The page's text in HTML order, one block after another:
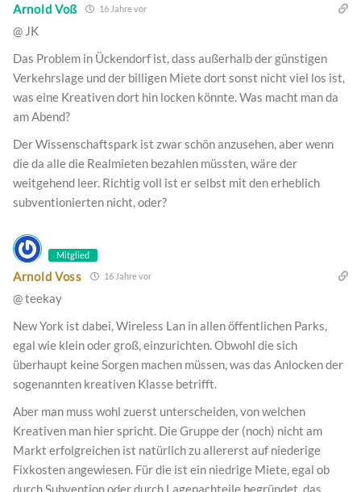
Arnold Voß 16 Jahre vor
@ JK
Das Problem in Ückendorf ist, dass außerhalb der günstigen
Verkehrslage und der billigen Miete dort sonst nicht viel los ist,
was eine Kreativen dort hin locken könnte. Was macht man da
am Abend?
Der Wissenschaftspark ist zwar schön anzusehen, aber wenn
die da alle die Realmieten bezahlen müssten, wäre der
weitgehend leer. Richtig voll ist er selbst mit den erheblich
subventionierten nicht, oder?
Mitglied
Arnold Voss 16 Jahre vor
@ teekay
New York ist dabei, Wireless Lan in allen öffentlichen Parks,
egal wie klein oder groß, einzurichten. Obwohl die sich
überhaupt keine Sorgen machen müssen, was das Anlocken der
sogenannten kreativen Klasse betrifft.
Aber man muss wohl zuerst unterscheiden, von welchen
Kreativen man hier spricht. Die Gruppe der (noch) nicht am
Markt erfolgreichen ist natürlich zu allererst auf niederige
Fixkosten angewiesen. Für die ist ein niedrige Miete, egal ob
durch Subvention oder durch Lagenachteile begründet, das